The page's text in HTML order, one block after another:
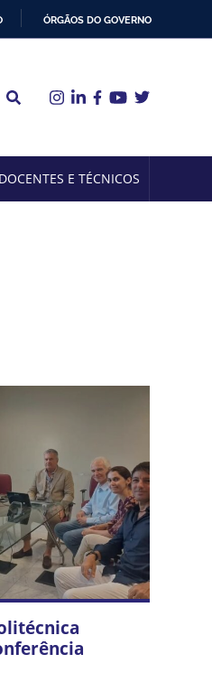
ÓRGÃOS DO GOVERNO
DOCENTES E TÉCNICOS